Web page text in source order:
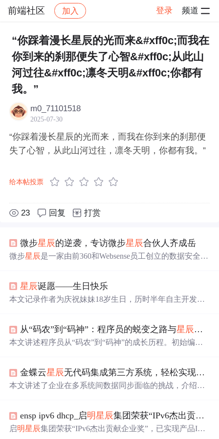
前端社区 加入 登录 频道
社区 前端社区 感慨 帖子详情
“你踩着漫长星辰的光而来&#xff0c;而我在
你到来的刹那便失了心智&#xff0c;从此山
河过往&#xff0c;凛冬天明&#xff0c;你都有
我。”
m0_71101518
2025-07-30
“你踩着漫长星辰的光而来，而我在你到来的刹那便
失了心智，从此山河过往，凛冬天明，你都有我。”
给本帖投票
23 回复 打赏
微步星辰的逆袭，专访微步星辰合伙人齐成岳
微步星辰是一家由前360和Websense员工创立的数据安全公
用户体验，最终成功打造出领先的产品，并在2018年获得
Gartner报告的认可，成为唯一上榜的中国DLP厂商。创始
星辰诞愿——生日快乐
本文记录作者为庆祝妹妹18岁生日，历时半年自主开发We
等核心技术栈学习与应用，突出从零构建全栈网站的真实
路径，体现自学规划、工程落地与持续交付能力。
从“码农”到“码神”：程序员的蜕变之路与星辰大海
本文讲述程序员从“码农”到“码神”的成长历程。初始编程
在多方面展现卓越能力。还表达了对编程未来的无限向
往。
金蝶云星辰无代码集成第三方系统，轻松实现跨应用对接
本文讲述了企业在多系统间数据同步面临的挑战，介绍了
与不同应用（如钉钉、CRM、电商平台等）集成的多种场
景实例。
ensp ipv6 dhcp_启明星辰集团荣获“IPv6杰出贡献企业奖”
启明星辰集团荣获“IPv6杰出贡献企业奖”，已实现产品IPv